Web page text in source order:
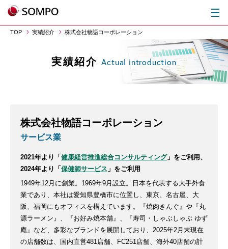
TOP 実績紹介 株式会社物語コーポレーション
実績紹介Actual introduction
株式会社物語コーポレーション
サービス業
2021年より「 健康経営推進総合コンサルティング」をご利用、
2024年より「 保健師サービス 」をご利用
1949年12月に創業。1969年9月設立。日本を代表する大手外食
業であり、本社は愛知県豊橋市に位置し、東京、名古屋、大
阪、福岡にもオフィスを構えています。『焼肉きんぐ』や『丸
源ラーメン』、『お好み焼本舗』、『寿司・しゃぶしゃぶ ゆず
庵』など、多彩なブランドを展開しており、2025年2月末現在
の店舗数は、国内直営481店舗、FC251店舗、海外40店舗の計